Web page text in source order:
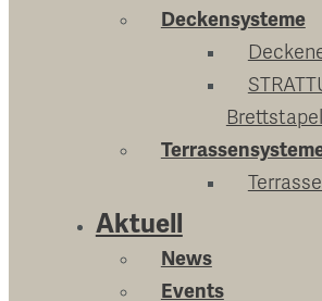
Deckensysteme
Brettstapel
Aktuell
News
Events